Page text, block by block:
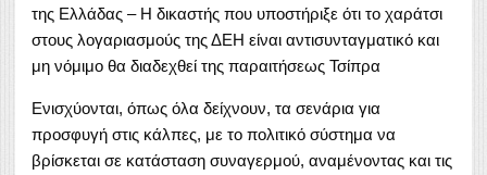
της Ελλάδας – Η δικαστής που υποστήριξε ότι το χαράτσι
στους λογαριασμούς της ΔΕΗ είναι αντισυνταγματικό και
μη νόμιμο θα διαδεχθεί της παραιτήσεως Τσίπρα
Ενισχύονται, όπως όλα δείχνουν, τα σενάρια για
προσφυγή στις κάλπες, με το πολιτικό σύστημα να
βρίσκεται σε κατάσταση συναγερμού, αναμένοντας και τις